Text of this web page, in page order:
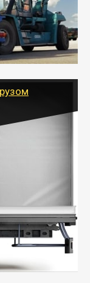
больших
мешки,
места
по
лиц
от 5 до
200 кг в
Попутные
обходятся
нужному